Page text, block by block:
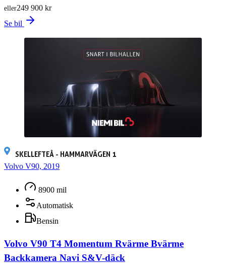
249 900 kr
eller
Se bil
SKELLEFTEÅ - HAMMARVÄGEN 1
Volvo V90, 2019
8900 mil
Automatisk
Bensin
Volvo V90 T4 Momentum Rvärme Bvärme
Backkamera Navi S&V-däck